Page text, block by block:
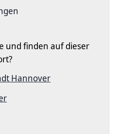
und finden auf dieser
Hannover